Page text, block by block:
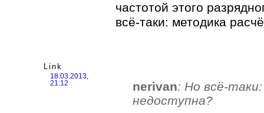
частотой этого
всё-таки: методика
Link
18.03.2013,
21:12
nerivan: Но всё-
недоступна?